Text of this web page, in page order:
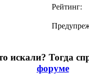
Рейтинг:
искали? Тогда
форуме